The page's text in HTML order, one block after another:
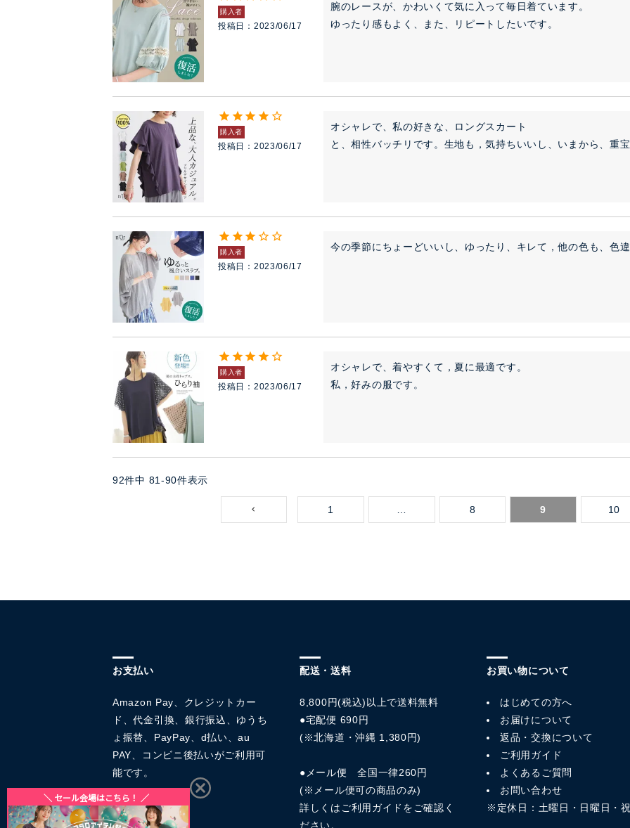
購入者
投稿日 2023/06/17
腕のレースが、かわいくて気に入って毎日着ています。
ゆったり感もよく、また、リピートしたいです。
購入者
投稿日 2023/06/17
オシャレで、私の好きな、ロングスカート
と、相性バッチリです。生地も，気持ちいいし、いまから、重宝
購入者
投稿日 2023/06/17
今の季節にちょーどいいし、ゆったり、キレて，他の色も、色違
購入者
投稿日 2023/06/17
オシャレで、着やすくて，夏に最適です。
私，好みの服です。
92件中 81 -90件表示
1 8 9 10
お支払い
Amazon Pay、クレジットカー
ド、代金引換、銀行振込、ゆうち
ょ振替、PayPay、d払い、au
PAY、コンビニ後払いがご利用可
能です。
配送・送料
8,800円(税込)以上で送料無料
●宅配便 690円
(※北海道・沖縄 1,380円)
●メール便 全国一律260円
(※メール便可の商品のみ)
詳しくは ご利用ガイド をご確認く
ださい。
お買い物について
はじめての方へ
お届けについて
返品・交換について
ご利用ガイド
よくあるご質問
お問い合わせ
※定休日：土曜日・日曜日・